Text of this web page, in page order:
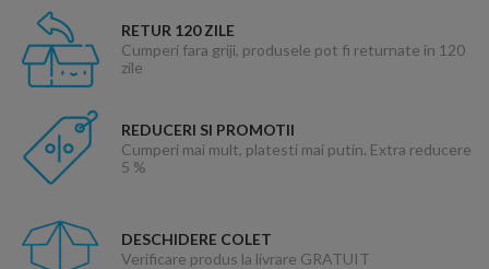
RETUR 120 ZILE
Cumperi fara griji, produsele pot fi returnate in 120
zile
REDUCERI SI PROMOTII
Cumperi mai mult, platesti mai putin. Extra reducere
5 %
DESCHIDERE COLET
Verificare produs la livrare GRATUIT